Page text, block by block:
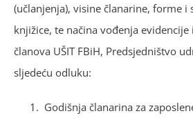
(učlanjenja), visine članarine, forme i
knjižice, te načina vođenja evidencije
članova UŠIT FBiH, Predsjedništvo
sljedeću odluku:
Godišnja članarina za